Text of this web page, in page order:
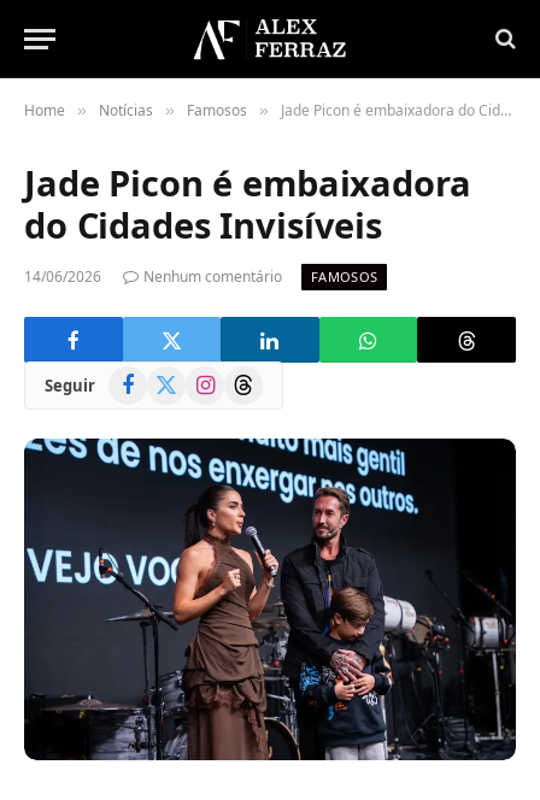
Home » Notícias » Famosos » Jade Picon é embaixadora do Cidades Invisíveis
Jade Picon é embaixadora
do Cidades Invisíveis
14/06/2026 Nenhum comentário FAMOSOS
Seguir Facebook
(Twitter)
InstagramThreads